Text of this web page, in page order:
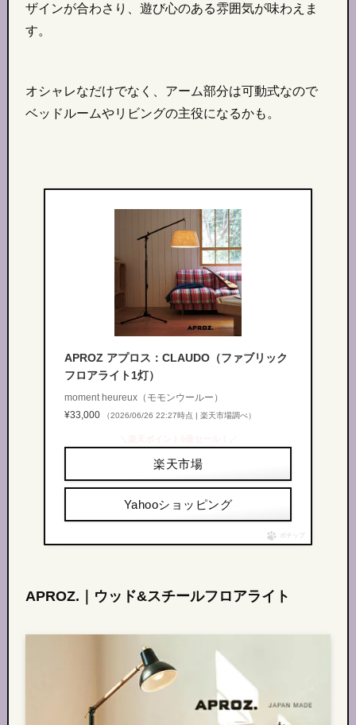
ザインが合わさり、遊び心のある雰囲気が味わえま
す。
オシャレなだけでなく、アーム部分は可動式なので
ベッドルームやリビングの主役になるかも。
APROZ アプロス：CLAUDO（ファブリック
フロアライト1灯）
moment heureux（モモンウールー）
¥33,000
（2026/06/26 22:27時点 | 楽天市場調べ）
楽天市場
Yahooショッピング
ポチップ
APROZ.｜ウッド&スチールフロアライト